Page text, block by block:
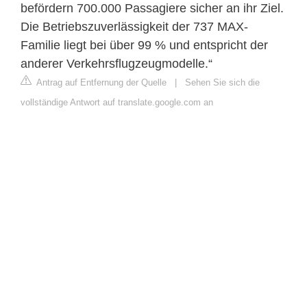
befördern 700.000 Passagiere sicher an ihr Ziel.
Die Betriebszuverlässigkeit der 737 MAX-
Familie liegt bei über 99 % und entspricht der
anderer Verkehrsflugzeugmodelle.“
Antrag auf Entfernung der Quelle | Sehen Sie sich die
vollständige Antwort auf translate.google.com an